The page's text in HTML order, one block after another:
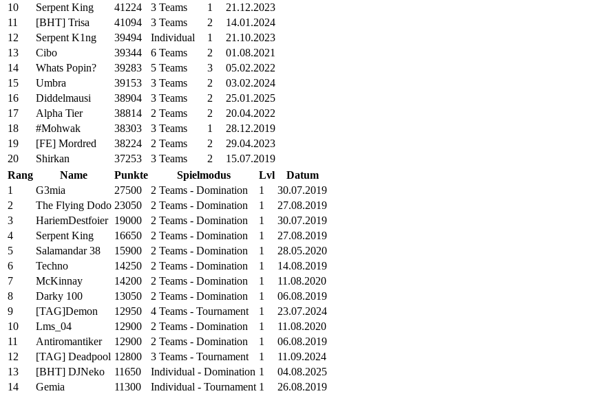
10
Serpent King 41224 3 Teams 1
21.12.2023
11
[BHT] Trisa 41094 3 Teams 2
14.01.2024
12
Serpent K1ng 39494 Individual 1
21.10.2023
13
Cibo 39344 6 Teams 2
01.08.2021
14
Whats Popin? 39283 5 Teams 3
05.02.2022
15
Umbra 39153 3 Teams 2
03.02.2024
16
Diddelmausi 38904 3 Teams 2
25.01.2025
17
Alpha Tier 38814 2 Teams 2
20.04.2022
18
#Mohwak 38303 3 Teams 1
28.12.2019
19
[FE] Mordred 38224 2 Teams 2
29.04.2023
20
Shirkan 37253 3 Teams 2
15.07.2019
Rang
Name Punkte Spielmodus Lvl
Datum
1
G3mia 27500 2 Teams - Domination 1
30.07.2019
2
The Flying Dodo 23050 2 Teams - Domination 1
27.08.2019
3
HariemDestfoier 19000 2 Teams - Domination 1
30.07.2019
4
Serpent King 16650 2 Teams - Domination 1
27.08.2019
5
Salamandar 38 15900 2 Teams - Domination 1
28.05.2020
6
Techno 14250 2 Teams - Domination 1
14.08.2019
7
McKinnay 14200 2 Teams - Domination 1
11.08.2020
8
Darky 100 13050 2 Teams - Domination 1
06.08.2019
9
[TAG]Demon 12950 4 Teams - Tournament 1
23.07.2024
10
Lms_04 12900 2 Teams - Domination 1
11.08.2020
11
Antiromantiker 12900 2 Teams - Domination 1
06.08.2019
12
[TAG] Deadpool 12800 3 Teams - Tournament 1
11.09.2024
13
[BHT] DJNeko 11650 Individual - Domination 1
04.08.2025
14
Gemia 11300 Individual - Tournament 1
26.08.2019